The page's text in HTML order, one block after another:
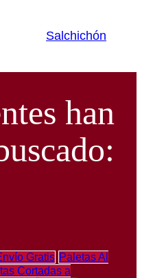
Salchichón
han
Gratis Paletas Al
Cortadas a